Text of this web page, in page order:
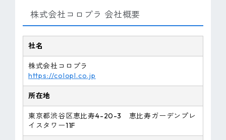
株式会社コロプラ 会社概要
社名
株式会社コロプラ
https://colopl.co.jp
所在地
東京都渋谷区恵比寿4-20-3 恵比寿ガーデンプレ
イスタワー11F